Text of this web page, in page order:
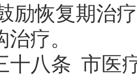
励恢复期治
疗。
十八条 市医